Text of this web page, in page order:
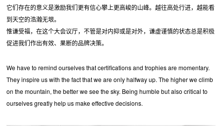
它们存在的意义是激励我们更有信心攀上更高峻的山峰。越往高处行进，越能看
到天空的浩瀚无垠。
惟谦受福，在这个大会议厅，不管是对内抑或是对外，谦虚谨慎的状态总是积极
促进我们作出有效、果断的品牌决策。
We have to remind ourselves that certifications and trophies are momentary.
They inspire us with the fact that we are only halfway up. The higher we climb
on the mountain, the better we see the sky. Being humble but also critical to
ourselves greatly help us make effective decisions.